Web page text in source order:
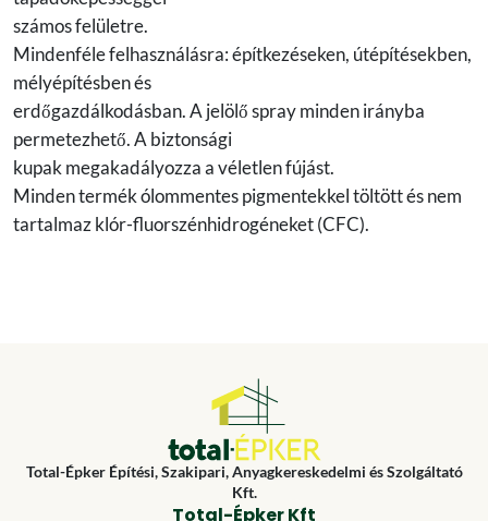
számos felületre.
Mindenféle felhasználásra: építkezéseken, útépítésekben,
mélyépítésben és
erdőgazdálkodásban. A jelölő spray minden irányba
permetezhető. A biztonsági
kupak megakadályozza a véletlen fújást.
Minden termék ólommentes pigmentekkel töltött és nem
tartalmaz klór-fluorszénhidrogéneket (CFC).
Total-Épker Építési, Szakipari, Anyagkereskedelmi és Szolgáltató
Kft.
Total-Épker Kft